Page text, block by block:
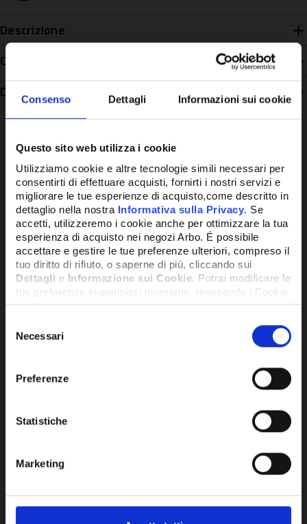
Consenso Dettagli Informazioni sui cookie
Questo sito web utilizza i cookie
Utilizziamo cookie e altre tecnologie simili necessari per
consentirti di effettuare acquisti, fornirti i nostri servizi e
migliorare le tue esperienze di acquisto,come descritto in
dettaglio nella nostra Informativa sulla Privacy. Se
accetti, utilizzeremo i cookie anche per ottimizzare la tua
esperienza di acquisto nei negozi Arbo. É possibile
accettare e gestire le tue preferenze ulteriori, compreso il
tuo diritto di rifiuto, o saperne di più, cliccando sui
Dettagli e Informazione sui Cookie. Potrai modificare le
tue preferenze in qualsiasi momento, revocando i Cookie
precedentemente autorizzati, direttamente dalle
delNecessari
Preferenze
Statistiche
Marketing
Descrizione
Caratteristiche
Disponibilità
Potrebbe anche interessarti
SOLARE (CONFEZIONE DA 10 PEZZI) -
219,92€